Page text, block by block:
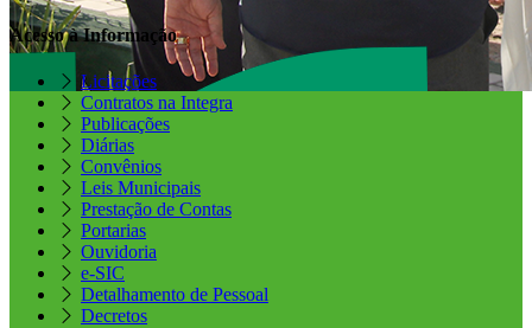
Acesso à Informação
Licitações
Contratos na Integra
Publicações
Diárias
Convênios
Leis Municipais
Prestação de Contas
Portarias
Ouvidoria
e-SIC
Detalhamento de Pessoal
Decretos